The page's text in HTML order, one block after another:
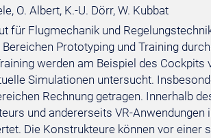
O. Albert, K.-U. Dörr, W. Kubbat
für Flugmechanik und
Bereichen Prototyping und Training
werden am Beispiel des
Simulationen untersucht.
Rechnung getragen. Innerhalb
und andererseits VR-
Die Konstrukteure können vor